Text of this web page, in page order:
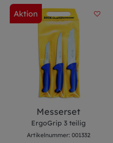
Aktion
Messerset
ErgoGrip 3 teilig
Artikelnummer: 001332